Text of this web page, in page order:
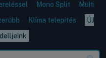
Mono Split
Multi
Klíma telepítés
ÚJ